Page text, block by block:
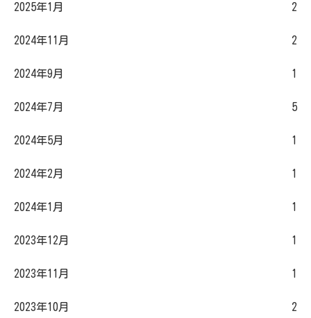
2025年1月 2
2024年11月 2
2024年9月 1
2024年7月 5
2024年5月 1
2024年2月 1
2024年1月 1
2023年12月 1
2023年11月 1
2023年10月 2